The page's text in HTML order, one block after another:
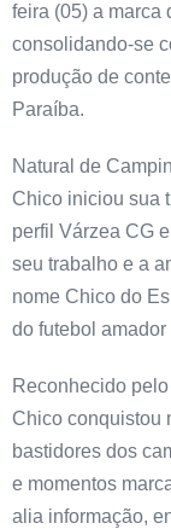
feira (05) a marca
consolidando-se
produção de
Paraíba.
Natural de
Chico iniciou sua
perfil Várzea CG
seu trabalho e a
nome Chico do
do futebol
Reconhecido
Chico conquistou
bastidores dos
e momentos
alia informação,